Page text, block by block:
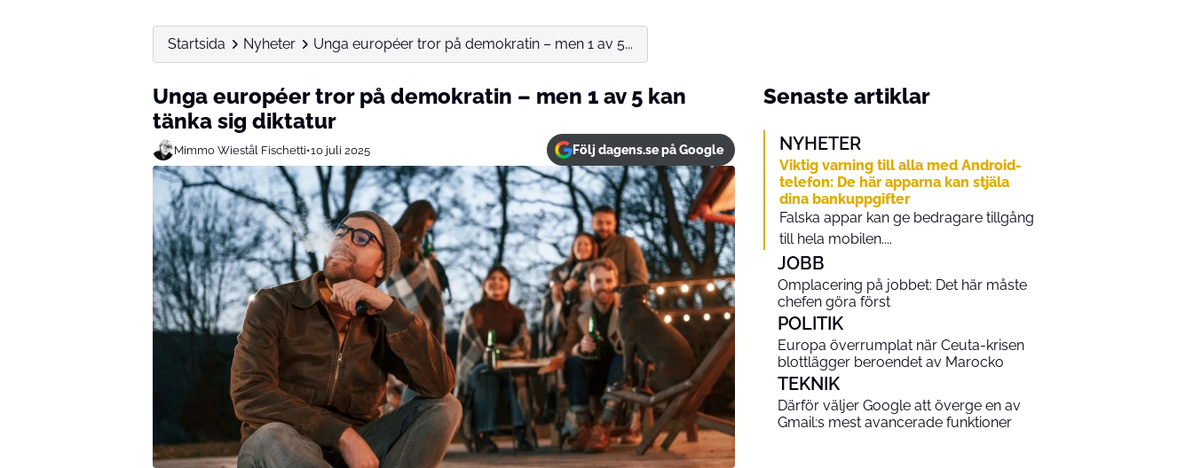
Startsida Nyheter Unga européer tror på demokratin – men 1 av 5...
Unga européer tror på demokratin – men 1 av 5 kan
tänka sig diktatur
Mimmo Wiestål Fischetti•10 juli 2025 Följ dagens.se på Google
Senaste artiklar
NYHETER
Viktig varning till alla med Android-
telefon: De här apparna kan stjäla
dina bankuppgifter
Falska appar kan ge bedragare tillgång
till hela mobilen....
JOBB
Omplacering på jobbet: Det här måste
chefen göra först
POLITIK
Europa överrumplat när Ceuta-krisen
blottlägger beroendet av Marocko
TEKNIK
Därför väljer Google att överge en av
Gmail:s mest avancerade funktioner